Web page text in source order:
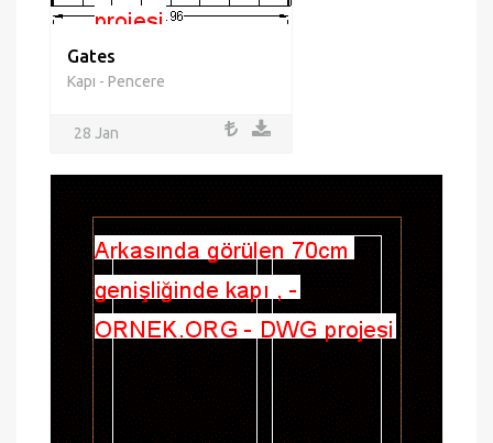
Gates
Kapı - Pencere
28 Jan